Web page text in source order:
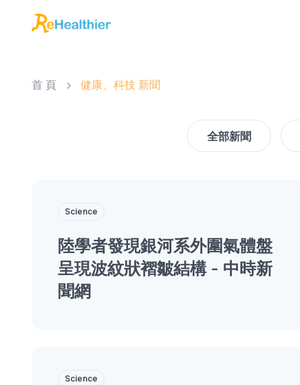
首 頁 健康、科技 新聞
全部新聞
Science
陸學者發現銀河系外圍氣體盤
呈現波紋狀褶皺結構 - 中時新
聞網
Science